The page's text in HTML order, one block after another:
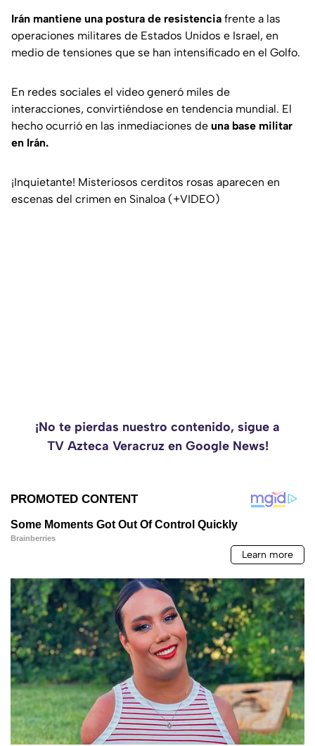
Irán mantiene una postura de resistencia frente a las
operaciones militares de Estados Unidos e Israel, en
medio de tensiones que se han intensificado en el Golfo.
En redes sociales el video generó miles de
interacciones, convirtiéndose en tendencia mundial. El
hecho ocurrió en las inmediaciones de una base militar
en Irán.
¡Inquietante! Misteriosos cerditos rosas aparecen en
escenas del crimen en Sinaloa (+VIDEO)
¡No te pierdas nuestro contenido, sigue a
TV Azteca Veracruz en Google News!